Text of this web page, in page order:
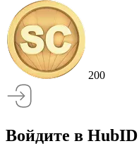
200
Войдите в HubID